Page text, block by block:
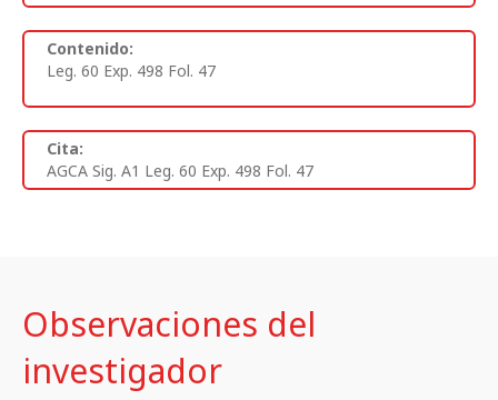
Contenido:
Leg. 60 Exp. 498 Fol. 47
Cita:
AGCA Sig. A1 Leg. 60 Exp. 498 Fol. 47
Observaciones del
investigador